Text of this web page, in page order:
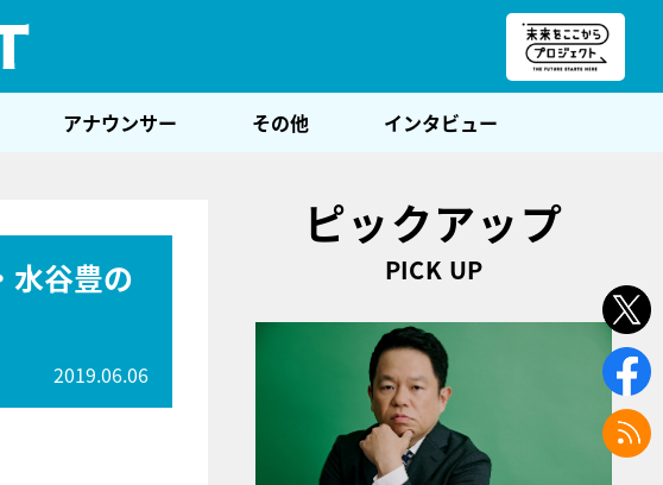
アナウンサー その他 インタビュー
水谷豊の
2019.06.06
ピックアップ
PICK UP